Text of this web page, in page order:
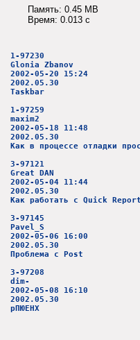
Память: 0.45 MB
Время: 0.013 c
1-97230
Glonia Zbanov
2002-05-20 15:24
2002.05.30
Taskbar
1-97259
maxim2
2002-05-18 11:48
2002.05.30
Как в процессе отладки
3-97121
Great DAN
2002-05-04 11:44
2002.05.30
Как работать с Quick Report
3-97145
Pavel_S
2002-05-06 16:00
2002.05.30
Проблема с Post
3-97208
dim-
2002-05-08 16:10
2002.05.30
рПЮЕНХ